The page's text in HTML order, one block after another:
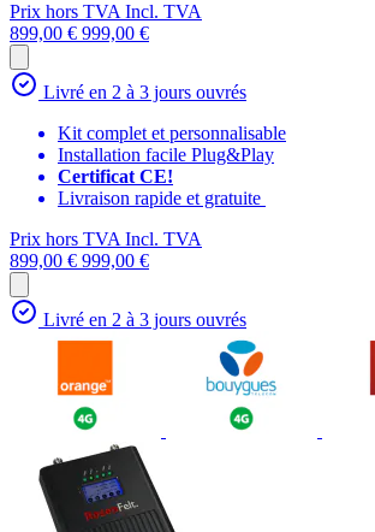
Prix hors TVAIncl. TVA
899,00 € 999,00 €
Livré en 2 à 3 jours ouvrés
Kit complet et personnalisable
Installation facile Plug&Play
Certificat CE!
Livraison rapide et gratuite
Prix hors TVAIncl. TVA
899,00 € 999,00 €
Livré en 2 à 3 jours ouvrés